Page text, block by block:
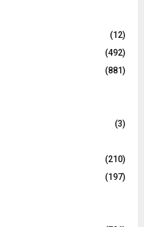
(12)
(492)
(881)
(3)
(210)
(197)